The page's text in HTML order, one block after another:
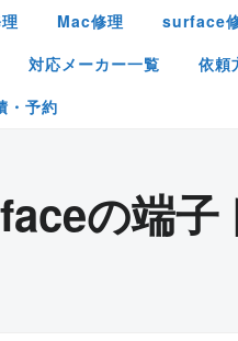
Mac修理
surface
対応メーカー一覧
依頼
・予約
の端子